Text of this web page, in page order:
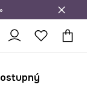
200 Kč